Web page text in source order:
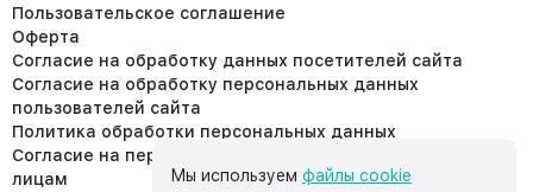
Пользовательское соглашение
Оферта
Согласие на обработку данных посетителей сайта
Согласие на обработку персональных данных
пользователей сайта
Политика обработки персональных данных
Согласие на передачу персональных данных третьим
лицам
Мы используем файлы cookie